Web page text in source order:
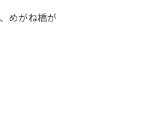
めがね橋が